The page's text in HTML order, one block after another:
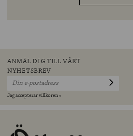
ANMÄL DIG TILL VÅRT
NYHETSBREV
Jag accepterar villkoren »